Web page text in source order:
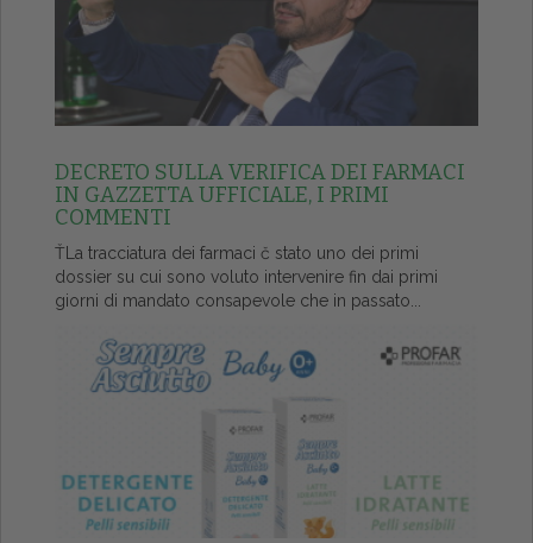
DECRETO SULLA VERIFICA DEI FARMACI
IN GAZZETTA UFFICIALE, I PRIMI
COMMENTI
ŤLa tracciatura dei farmaci č stato uno dei primi
dossier su cui sono voluto intervenire fin dai primi
giorni di mandato consapevole che in passato...